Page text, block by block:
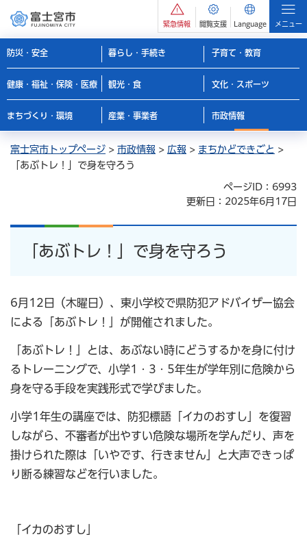
緊急情報 閲覧支援 Language メニュー
防災・安全 暮らし・手続き 子育て・教育
健康・福祉・保険・医療 観光・食 文化・スポーツ
まちづくり・環境 産業・事業者 市政情報
富士宮市トップページ > 市政情報 > 広報 > まちかどできごと >
「あぶトレ！」で身を守ろう
ページID：6993
更新日：2025年6月17日
「あぶトレ！」で身を守ろう
6月12日（木曜日）、東小学校で県防犯アドバイザー協会
による「あぶトレ！」が開催されました。
「あぶトレ！」とは、あぶない時にどうするかを身に付け
るトレーニングで、小学1・3・5年生が学年別に危険から
身を守る手段を実践形式で学びました。
小学1年生の講座では、防犯標語「イカのおすし」を復習
しながら、不審者が出やすい危険な場所を学んだり、声を
掛けられた際は「いやです、行きません」と大声できっぱ
り断る練習などを行いました。
「イカのおすし」